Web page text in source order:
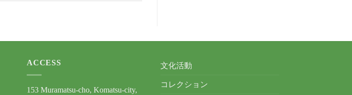
ACCESS
153 Muramatsu-cho, Komatsu-city,
文化活動
コレクション